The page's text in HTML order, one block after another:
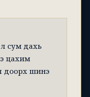
сум дахь
цахим
доорх шинэ